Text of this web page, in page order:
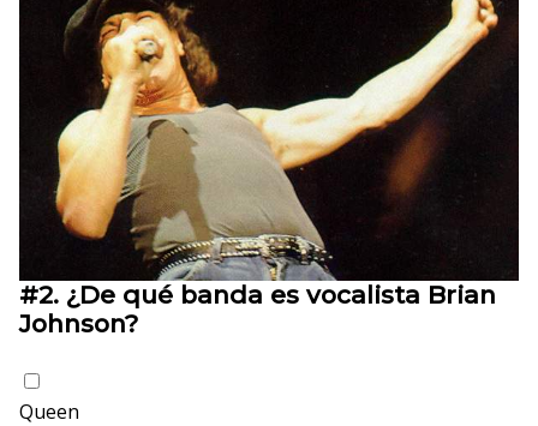
#2. ¿De qué banda es vocalista Brian
Johnson?
Queen